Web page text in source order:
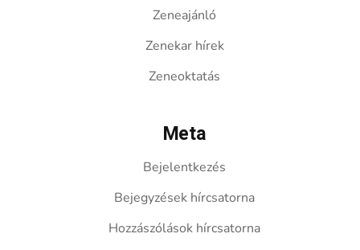
Zeneajánló
Zenekar hírek
Zeneoktatás
Meta
Bejelentkezés
Bejegyzések hírcsatorna
Hozzászólások hírcsatorna